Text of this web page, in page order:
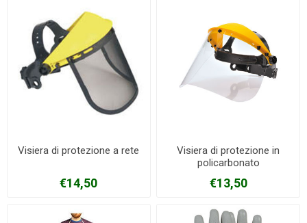
Visiera di protezione a rete
€14,50
Visiera di protezione in
policarbonato
€13,50